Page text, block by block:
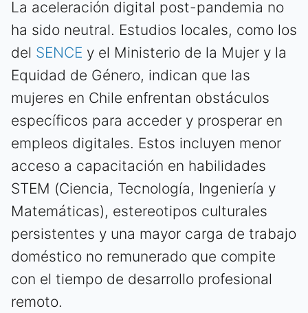
La aceleración digital post-pandemia no
ha sido neutral. Estudios locales, como los
del SENCE y el Ministerio de la Mujer y la
Equidad de Género, indican que las
mujeres en Chile enfrentan obstáculos
específicos para acceder y prosperar en
empleos digitales. Estos incluyen menor
acceso a capacitación en habilidades
STEM (Ciencia, Tecnología, Ingeniería y
Matemáticas), estereotipos culturales
persistentes y una mayor carga de trabajo
doméstico no remunerado que compite
con el tiempo de desarrollo profesional
remoto.